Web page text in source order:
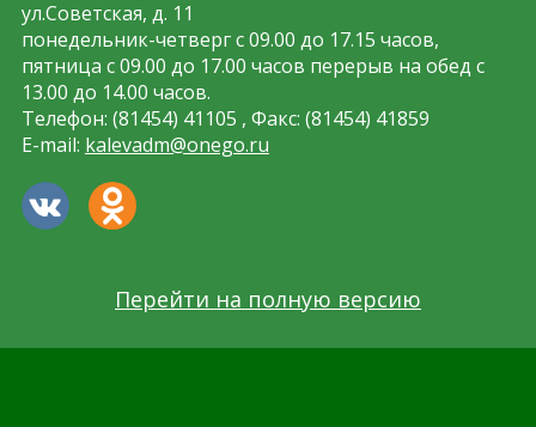
ул.Советская, д. 11
понедельник-четверг с 09.00 до 17.15 часов,
пятница с 09.00 до 17.00 часов перерыв на обед с
13.00 до 14.00 часов.
Телефон: (81454) 41105 , Факс: (81454) 41859
E-mail: kalevadm@onego.ru
Перейти на полную версию